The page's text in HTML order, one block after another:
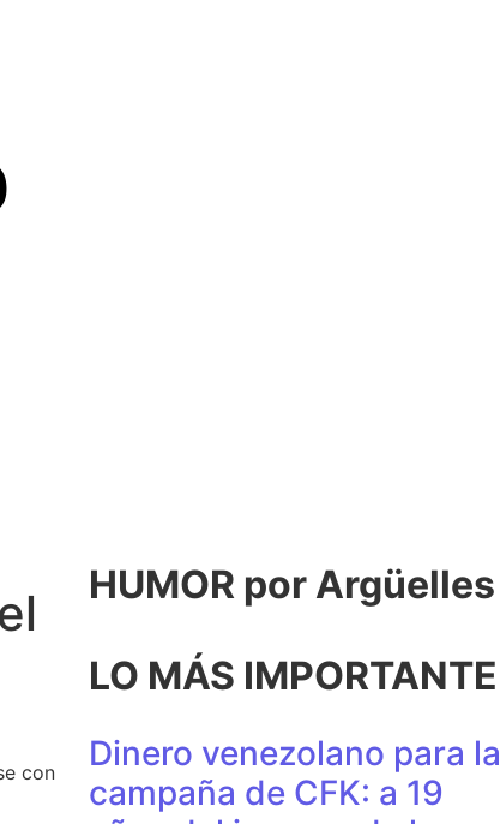
con
HUMOR por Argüelles​
LO MÁS IMPORTANTE
Dinero venezolano para la
campaña de CFK: a 19